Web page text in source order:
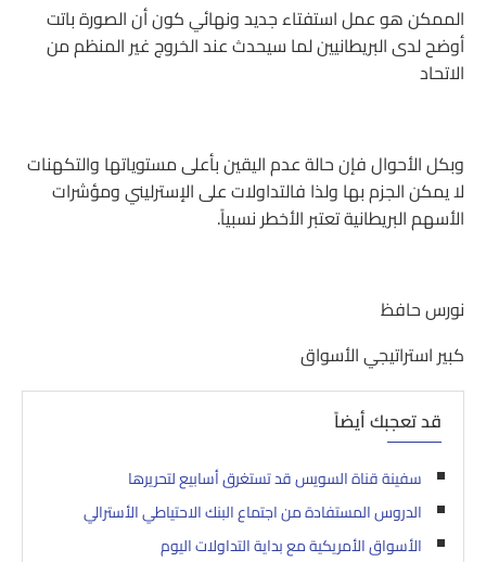
الممكن هو عمل استفتاء جديد ونهائي كون أن الصورة باتت
أوضح لدى البريطانيين لما سيحدث عند الخروج غير المنظم من
الاتحاد
وبكل الأحوال فإن حالة عدم اليقين بأعلى مستوياتها والتكهنات
لا يمكن الجزم بها ولذا فالتداولات على الإسترليني ومؤشرات
الأسهم البريطانية تعتبر الأخطر نسبياً.
نورس حافظ
كبير استراتيجي الأسواق
قد تعجبك أيضاً
سفينة قناة السويس قد تستغرق أسابيع لتحريرها
الدروس المستفادة من اجتماع البنك الاحتياطي الأسترالي
الأسواق الأمريكية مع بداية التداولات اليوم